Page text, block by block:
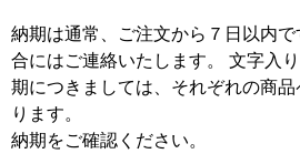
納期は通常、ご注文から７日以内
合にはご連絡いたします。 文字入
期につきましては、それぞれの商
ります。
納期をご確認ください。